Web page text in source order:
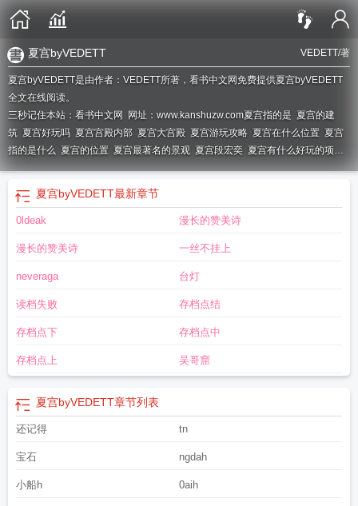
VEDETT/著
夏宫byVEDETT
夏宫byVEDETT是由作者：VEDETT所著，看书中文网免费提供夏宫byVEDETT
全文在线阅读。
三秒记住本站：看书中文网 网址：www.kanshuzw.com夏宫指的是 夏宫的建
筑 夏宫好玩吗 夏宫宫殿内部 夏宫大宫殿 夏宫游玩攻略 夏宫在什么位置 夏宫
指的是什么 夏宫的位置 夏宫最著名的景观 夏宫段宏奕 夏宫有什么好玩的项
目夏宫有多大
夏宫byVEDETT最新章节
0ldeak 漫长的赞美诗
漫长的赞美诗 一丝不挂上
neveraga 台灯
读档失败 存档点结
存档点下 存档点中
存档点上 吴哥窟
夏宫byVEDETT章节列表
还记得 tn
宝石 ngdah
小船h 0aih